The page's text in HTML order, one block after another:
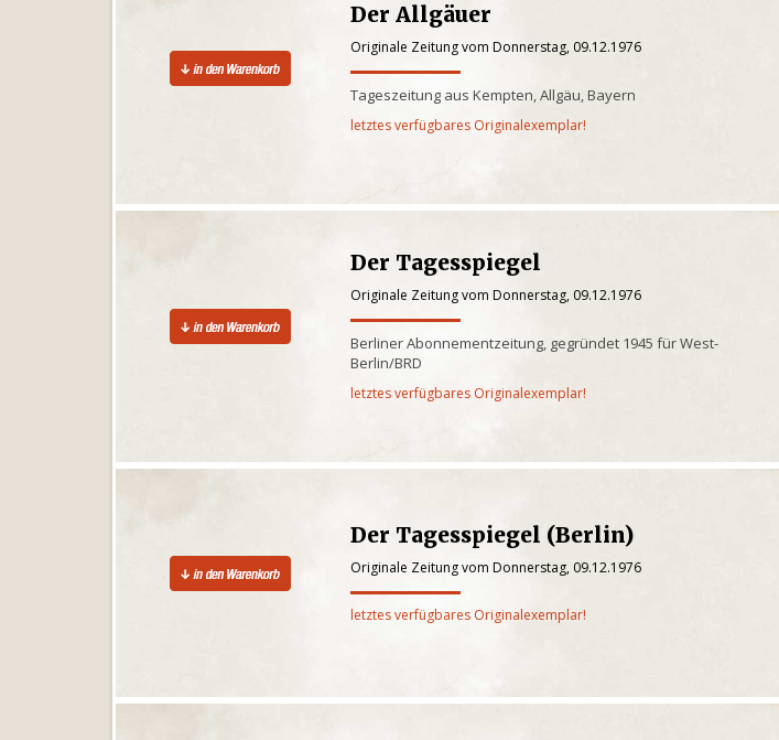
Der Allgäuer
Originale Zeitung vom Donnerstag, 09.12.1976
Tageszeitung aus Kempten, Allgäu, Bayern
letztes verfügbares Originalexemplar!
Der Tagesspiegel
Originale Zeitung vom Donnerstag, 09.12.1976
Berliner Abonnementzeitung, gegründet 1945 für West-
Berlin/BRD
letztes verfügbares Originalexemplar!
Der Tagesspiegel (Berlin)
Originale Zeitung vom Donnerstag, 09.12.1976
letztes verfügbares Originalexemplar!